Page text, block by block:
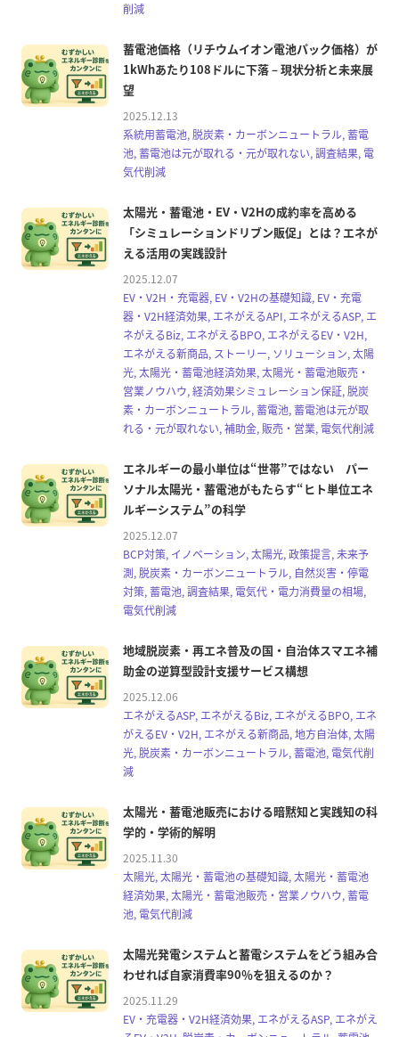
削減
蓄電池価格（リチウムイオン電池パック価格）が
1kWhあたり108ドルに下落 – 現状分析と未来展
望
2025.12.13
系統用蓄電池, 脱炭素・カーボンニュートラル, 蓄電
池, 蓄電池は元が取れる・元が取れない, 調査結果, 電
気代削減
太陽光・蓄電池・EV・V2Hの成約率を高める
「シミュレーションドリブン販促」とは？エネが
える活用の実践設計
2025.12.07
EV・V2H・充電器, EV・V2Hの基礎知識, EV・充電
器・V2H経済効果, エネがえるAPI, エネがえるASP, エ
ネがえるBiz, エネがえるBPO, エネがえるEV・V2H,
エネがえる新商品, ストーリー, ソリューション, 太陽
光, 太陽光・蓄電池経済効果, 太陽光・蓄電池販売・
営業ノウハウ, 経済効果シミュレーション保証, 脱炭
素・カーボンニュートラル, 蓄電池, 蓄電池は元が取
れる・元が取れない, 補助金, 販売・営業, 電気代削減
エネルギーの最小単位は“世帯”ではない パー
ソナル太陽光・蓄電池がもたらす“ヒト単位エネ
ルギーシステム”の科学
2025.12.07
BCP対策, イノベーション, 太陽光, 政策提言, 未来予
測, 脱炭素・カーボンニュートラル, 自然災害・停電
対策, 蓄電池, 調査結果, 電気代・電力消費量の相場,
電気代削減
地域脱炭素・再エネ普及の国・自治体スマエネ補
助金の逆算型設計支援サービス構想
2025.12.06
エネがえるASP, エネがえるBiz, エネがえるBPO, エネ
がえるEV・V2H, エネがえる新商品, 地方自治体, 太陽
光, 脱炭素・カーボンニュートラル, 蓄電池, 電気代削
減
太陽光・蓄電池販売における暗黙知と実践知の科
学的・学術的解明
2025.11.30
太陽光, 太陽光・蓄電池の基礎知識, 太陽光・蓄電池
経済効果, 太陽光・蓄電池販売・営業ノウハウ, 蓄電
池, 電気代削減
太陽光発電システムと蓄電システムをどう組み合
わせれば自家消費率90％を狙えるのか？
2025.11.29
EV・充電器・V2H経済効果, エネがえるASP, エネがえ